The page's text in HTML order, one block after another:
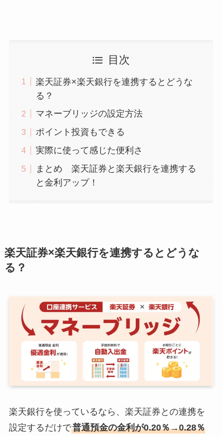
目次
楽天証券×楽天銀行を連携するとどうな
る？
マネーブリッジの設定方法
ポイント投資もできる
実際に使って感じた便利さ
まとめ 楽天証券と楽天銀行を連携する
と金利アップ！
楽天証券×楽天銀行を連携するとどうな
る？
楽天銀行を使っているなら、楽天証券との連携を
設定するだけで普通預金の金利が0.20％→0.28％